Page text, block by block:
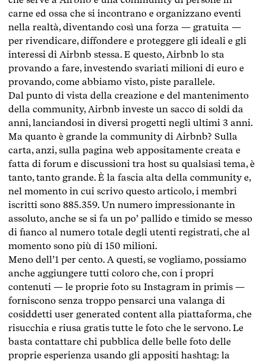
carne ed ossa che si incontrano e organizzano eventi
nella realtà, diventando così una forza — gratuita —
per rivendicare, diffondere e proteggere gli ideali e gli
interessi di Airbnb stessa. E questo, Airbnb lo sta
provando a fare, investendo svariati milioni di euro e
provando, come abbiamo visto, piste parallele.
Dal punto di vista della creazione e del mantenimento
della community, Airbnb investe un sacco di soldi da
anni, lanciandosi in diversi progetti negli ultimi 3 anni.
Ma quanto è grande la community di Airbnb? Sulla
carta, anzi, sulla pagina web appositamente creata e
fatta di forum e discussioni tra host su qualsiasi tema, è
tanto, tanto grande. È la fascia alta della community e,
nel momento in cui scrivo questo articolo, i membri
iscritti sono 885.359. Un numero impressionante in
assoluto, anche se si fa un po’ pallido e timido se messo
di fianco al numero totale degli utenti registrati, che al
momento sono più di 150 milioni.
Meno dell’1 per cento. A questi, se vogliamo, possiamo
anche aggiungere tutti coloro che, con i propri
contenuti — le proprie foto su Instagram in primis —
forniscono senza troppo pensarci una valanga di
cosiddetti user generated content alla piattaforma, che
risucchia e riusa gratis tutte le foto che le servono. Le
basta contattare chi pubblica delle belle foto delle
proprie esperienza usando gli appositi hashtag: la